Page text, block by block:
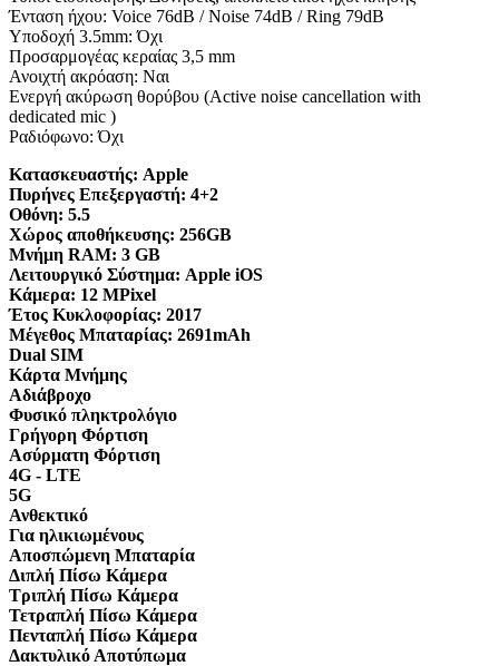
Ένταση ήχου: Voice 76dB / Noise 74dB / Ring 79dB
Υποδοχή 3.5mm: Όχι
Προσαρμογέας κεραίας 3,5 mm
Ανοιχτή ακρόαση: Ναι
Ενεργή ακύρωση θορύβου (Active noise cancellation with
dedicated mic )
Ραδιόφωνο: Όχι
Κατασκευαστής: Apple
Πυρήνες Επεξεργαστή: 4+2
Οθόνη: 5.5
Χώρος αποθήκευσης: 256GB
Μνήμη RAM: 3 GB
Λειτουργικό Σύστημα: Apple iOS
Κάμερα: 12 MPixel
Έτος Κυκλοφορίας: 2017
Μέγεθος Μπαταρίας: 2691mAh
Dual SIM
Κάρτα Μνήμης
Αδιάβροχο
Φυσικό πληκτρολόγιο
Γρήγορη Φόρτιση
Ασύρματη Φόρτιση
4G - LTE
5G
Ανθεκτικό
Για ηλικιωμένους
Αποσπώμενη Μπαταρία
Διπλή Πίσω Κάμερα
Τριπλή Πίσω Κάμερα
Τετραπλή Πίσω Κάμερα
Πενταπλή Πίσω Κάμερα
Δακτυλικό Αποτύπωμα